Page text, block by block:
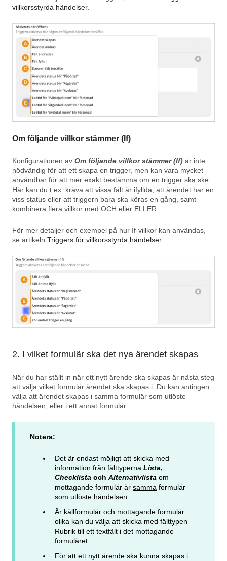
villkorsstyrda händelser.
Om följande villkor stämmer (If)
Konfigurationen av Om följande villkor stämmer (If) är inte
nödvändig för att ett skapa en trigger, men kan vara mycket
användbar för att mer exakt bestämma om en trigger ska ske.
Här kan du t.ex. kräva att vissa fält är ifyllda, att ärendet har en
viss status eller att triggern bara ska köras en gång, samt
kombinera flera villkor med OCH eller ELLER.
För mer detaljer och exempel på hur If‑villkor kan användas,
se artikeln Triggers för villkorsstyrda händelser
2. I vilket formulär ska det nya ärendet skapas
När du har ställt in när ett nytt ärende ska skapas är nästa steg
att välja vilket formulär ärendet ska skapas i. Du kan antingen
välja att ärendet skapas i samma formulär som utlöste
händelsen, eller i ett annat formulär.
Notera:
Det är endast möjligt att skicka med
information från fälttyperna Lista,
Checklista och Alternativlista om
mottagande formulär är samma formulär
som utlöste händelsen.
Är källformulär och mottagande formulär
olika kan du välja att skicka med fälttypen
Rubrik till ett textfält i det mottagande
formuläret.
För att ett nytt ärende ska kunna skapas i